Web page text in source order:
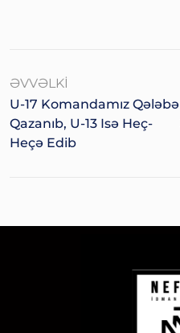
ƏVVƏLKI
U-17 Komandamız Qələbə
Qazanıb, U-13 Isə Heç-
Heçə Edib